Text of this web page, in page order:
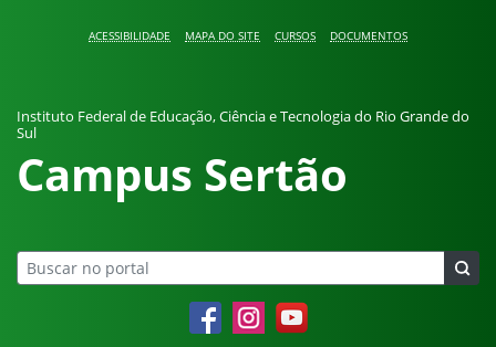
ACESSIBILIDADE MAPA DO SITE CURSOS DOCUMENTOS
Instituto Federal de Educação, Ciência e Tecnologia do Rio Grande do
Sul
Campus Sertão
FacebookInstagramYouTube